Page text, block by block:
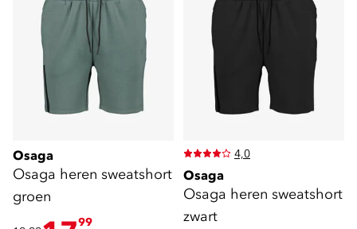
Osaga
Osaga heren sweatshort
groen
99
4,0
Osaga
Osaga heren sweatshort
zwart